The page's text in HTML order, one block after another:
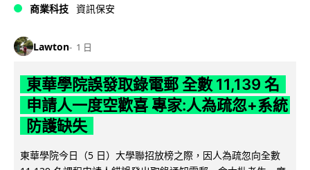
商業科技 資訊保安
Lawton 1 日
東華學院誤發取錄電郵 全數 11,139 名
申請人一度空歡喜 專家:人為疏忽+系統
防護缺失
東華學院今日（5 日）大學聯招放榜之際，因人為疏忽向全數